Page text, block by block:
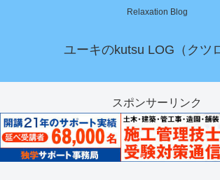
Relaxation Blog
ユーキのkutsu LOG（クツ
スポンサーリンク